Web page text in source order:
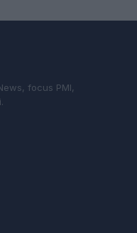
focus PMI,